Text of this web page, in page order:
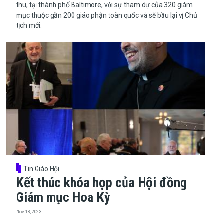
thu, tại thành phố Baltimore, với sự tham dự của 320 giám
mục thuộc gần 200 giáo phận toàn quốc và sẽ bầu lại vị Chủ
tịch mới.
Tin Giáo Hội
Kết thúc khóa họp của Hội đồng
Giám mục Hoa Kỳ
Nov 18, 2023